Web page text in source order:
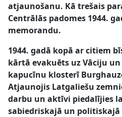
atjaunošanu. Kā trešais
Centrālās padomes 1944.
memorandu.
1944. gadā kopā ar citiem
kārtā evakuēts uz Vāciju
kapucīnu klosterī
Atjaunojis Latgaliešu
darbu un aktīvi piedalījies
sabiedriskajā un politiskajā